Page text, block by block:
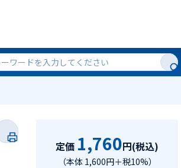
定価 1,760円(税込)
（本体 1,600円＋税10%）